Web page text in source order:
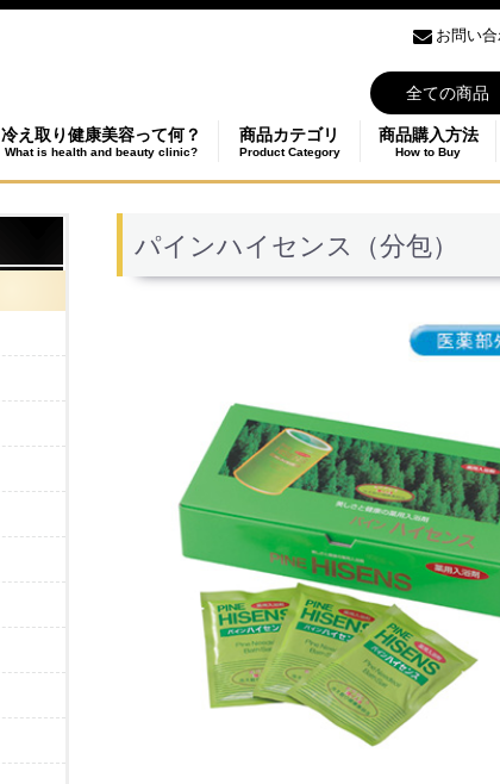
お問い
冷え取り健康美容って何？
What is health and beauty clinic?
商品カテゴリ
Product Category
商品購入方法
How to Buy
パインハイセンス（分包）